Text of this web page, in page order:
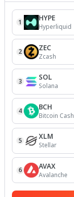
1 HYPE
Hyperliquid
2 ZEC
Zcash
3 SOL
Solana
4 BCH
Bitcoin Cash
5 XLM
Stellar
6 AVAX
Avalanche